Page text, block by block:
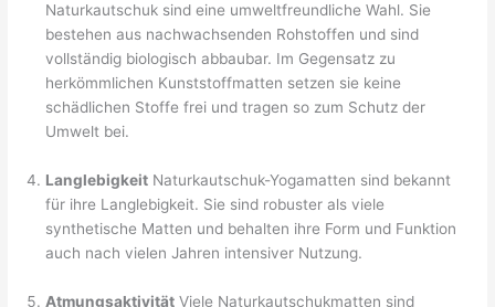
Naturkautschuk sind eine umweltfreundliche Wahl. Sie
bestehen aus nachwachsenden Rohstoffen und sind
vollständig biologisch abbaubar. Im Gegensatz zu
herkömmlichen Kunststoffmatten setzen sie keine
schädlichen Stoffe frei und tragen so zum Schutz der
Umwelt bei.
Langlebigkeit Naturkautschuk-Yogamatten sind bekannt
für ihre Langlebigkeit. Sie sind robuster als viele
synthetische Matten und behalten ihre Form und Funktion
auch nach vielen Jahren intensiver Nutzung.
Atmungsaktivität Viele Naturkautschukmatten sind